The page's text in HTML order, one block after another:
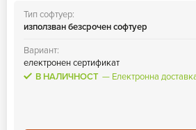
Тип софтуер:
използван безсрочен софтуер
Вариант:
електронен сертификат
В НАЛИЧНОСТ
Електронна